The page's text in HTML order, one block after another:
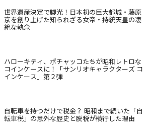
世界遺産決定で脚光！日本初の巨大都城・藤原
京を創り上げた知られざる女帝・持統天皇の凄
絶な執念
ハローキティ、ポチャッコたちが昭和レトロな
コインケースに！「サンリオキャラクターズ コ
インケース」第２弾
自転車を持つだけで税金？ 昭和まで続いた「自
転車税」の意外な歴史と脱税が横行した理由